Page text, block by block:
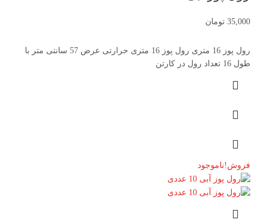
35,000 تومان
رول پوز 16 متری رول پوز 16 متری حرارتی عرض 57 سانتی متر با
طول 16 تعداد رول در کارتن
فروش!ناموجود